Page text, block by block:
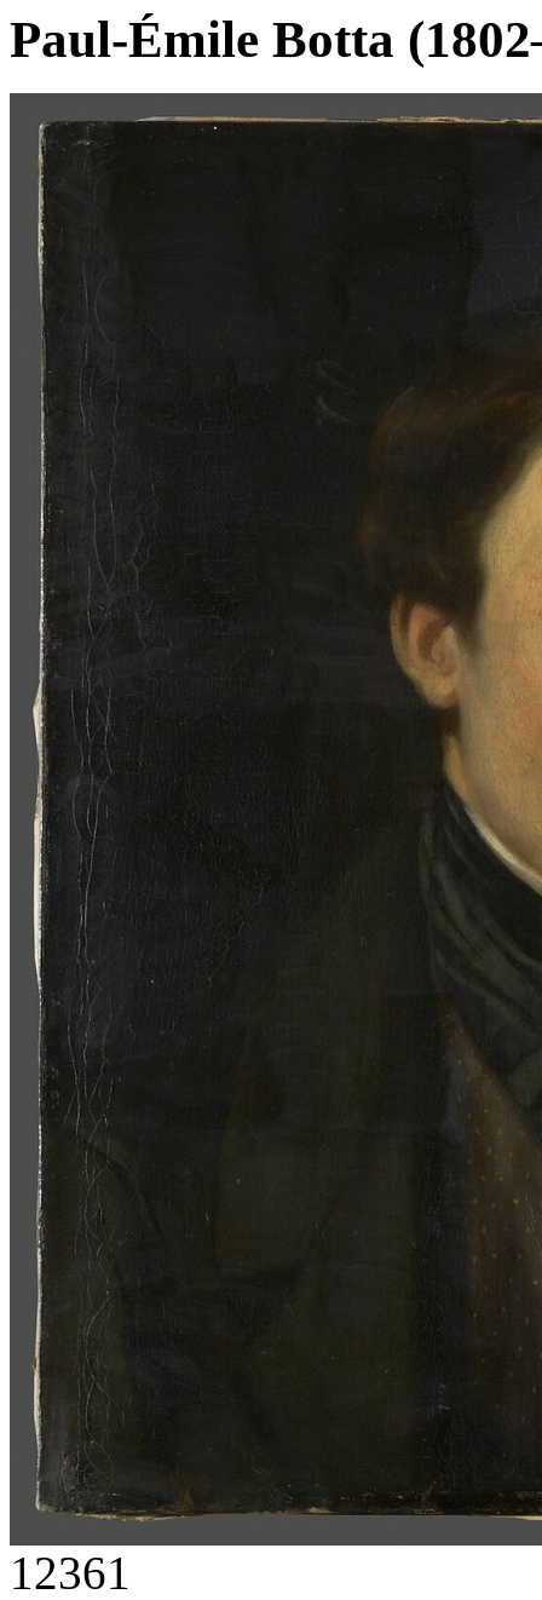
Paul-Émile Botta
12361